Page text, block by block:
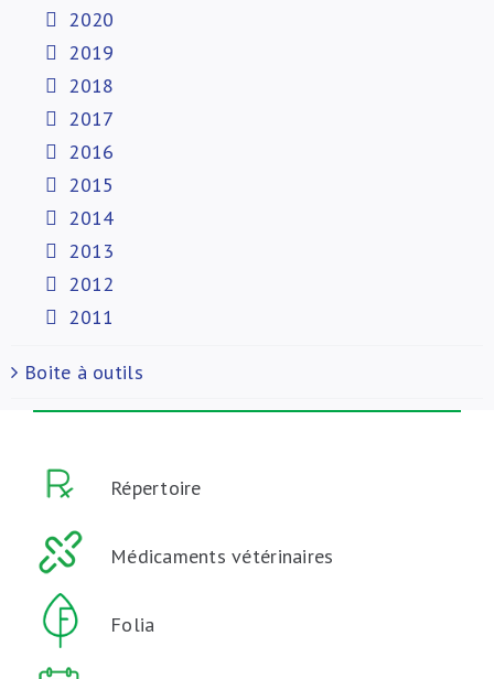
2020
2019
2018
2017
2016
2015
2014
2013
2012
2011
Boite à outils
Répertoire
Médicaments vétérinaires
Folia